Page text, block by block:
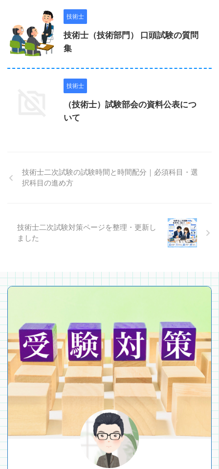
技術士
技術士（技術部門） 口頭試験の質問
集
技術士
（技術士）試験部会の資料公表につ
いて
技術士二次試験の試験時間と時間配分｜必須科目・選
択科目の進め方
技術士二次試験対策ページを整理・更新し
ました